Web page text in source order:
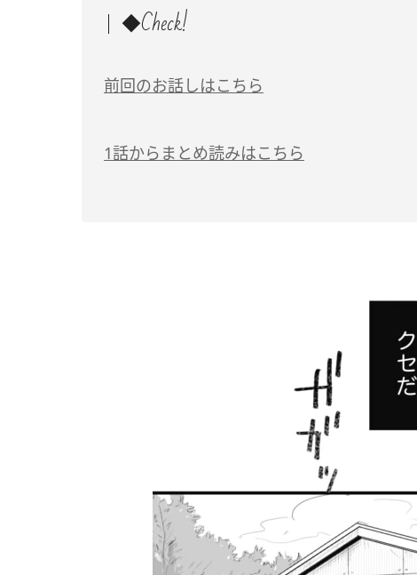
◆Check!
前回のお話しはこちら
1話からまとめ読みはこちら